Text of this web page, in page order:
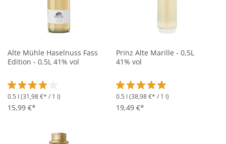
Alte Mühle Haselnuss Fass
Edition - 0,5L 41% vol
Durchschnittliche Bewertung von 4 von 5 Sternen
0.5 l (31,98 €* / 1 l)
15,99 €*
Prinz Alte Marille - 0,5L
41% vol
Durchschnittliche Bewertung
0.5 l (38,98 €* / 1 l)
19,49 €*